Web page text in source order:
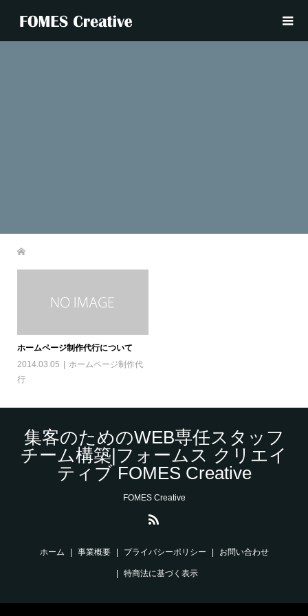
ホームページ制作代行について
2014.03.05
ホームページ制作代
行
集客のためのWEB専任スタッフ
チーム構築|フォームス クリエイ
ティブ FOMES Creative
FOMES Creative
ホーム 事業概要 プライバシーポリシー お問い合わせ
特商法に基づく表示